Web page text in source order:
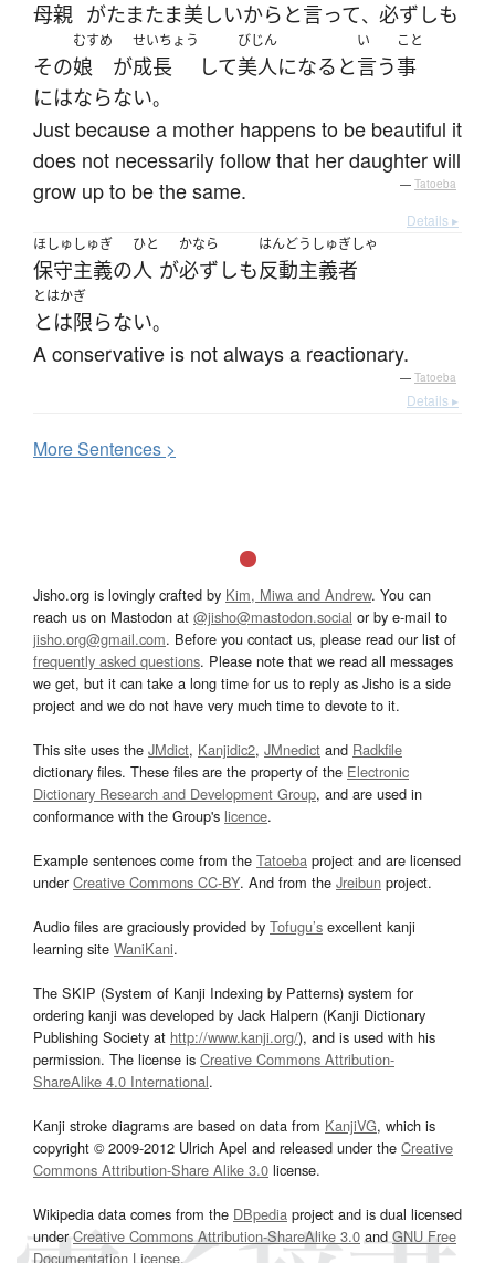
母親 がたまたま美しいから と言って、 必ずしも
その
むすめ
娘 が
せいちょう
成長 して
びじん
美人になる と
い
言う
こと
事
にはならない。
Just because a mother happens to be beautiful it
does not necessarily follow that her daughter will
grow up to be the same.
— Tatoeba
Details ▸
ほしゅしゅぎ
保守主義の
ひと
人 が
かなら
必ずしも
はんどうしゅぎしゃ
反動主義者
とはかぎ
とは限らない。
A conservative is not always a reactionary.
— Tatoeba
Details ▸
MoreSentences >
Jisho.org is lovingly crafted by Kim, Miwa and Andrew. You can
reach us on Mastodon at @jisho@mastodon.social or by e-mail to
jisho.org@gmail.com. Before you contact us, please read our list of
frequently asked questions. Please note that we read all messages
we get, but it can take a long time for us to reply as Jisho is a side
project and we do not have very much time to devote to it.
This site uses the JMdict, Kanjidic2, JMnedict and Radkfile
dictionary files. These files are the property of the Electronic
Dictionary Research and Development Group, and are used in
conformance with the Group's licence.
Example sentences come from the Tatoeba project and are licensed
underCreative Commons CC-BY. And from the Jreibun project.
Audio files are graciously provided by Tofugu’s excellent kanji
learning site WaniKani.
The SKIP (System of Kanji Indexing by Patterns) system for
ordering kanji was developed by Jack Halpern (Kanji Dictionary
Publishing Society at http://www.kanji.org/), and is used with his
permission. The license is Creative Commons Attribution-
ShareAlike 4.0 International.
Kanji stroke diagrams are based on data from KanjiVG, which is
copyright © 2009-2012 Ulrich Apel and released under the Creative
Commons Attribution-Share Alike 3.0 license.
Wikipedia data comes from the DBpedia project and is dual licensed
underCreative Commons Attribution-ShareAlike 3.0and GNU Free
Documentation License.